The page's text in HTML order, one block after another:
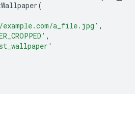
(
a_file.jpg' ,
,